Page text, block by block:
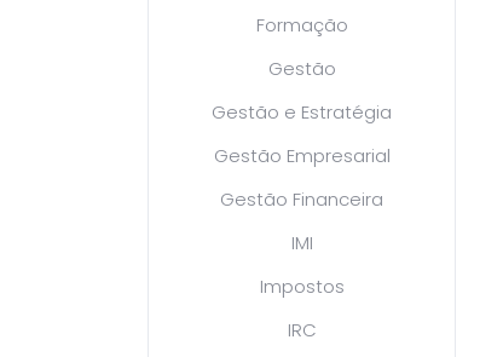
Formação
Gestão
Gestão e Estratégia
Gestão Empresarial
Gestão Financeira
IMI
Impostos
IRC